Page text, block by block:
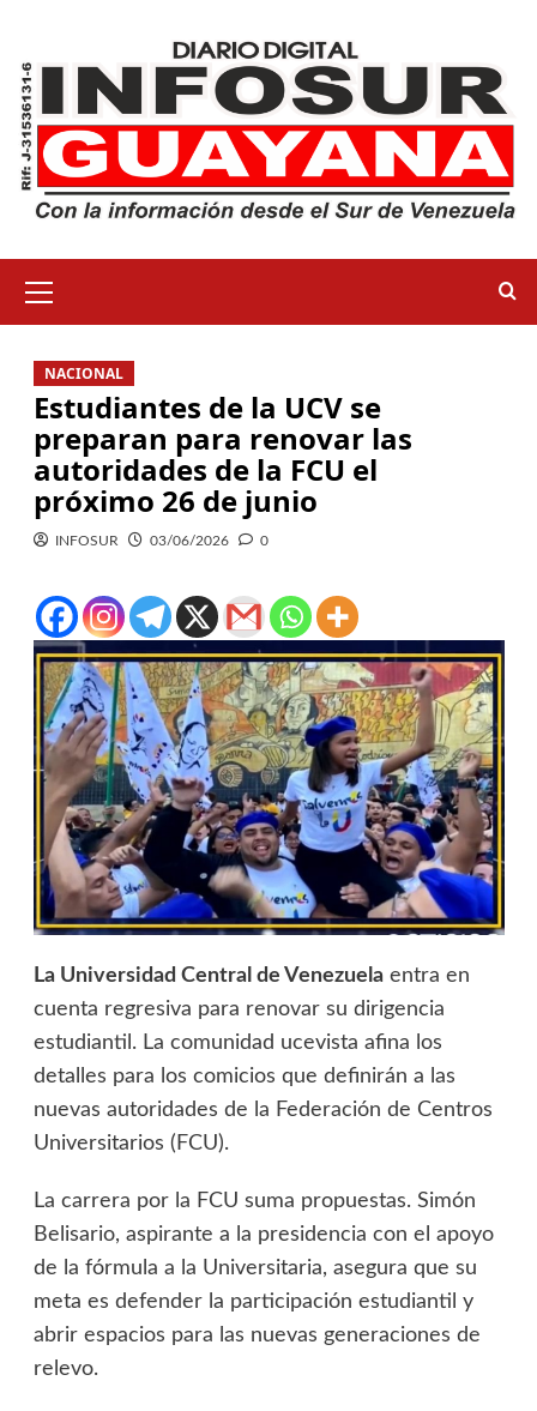
NACIONAL
Estudiantes de la UCV se
preparan para renovar las
autoridades de la FCU el
próximo 26 de junio
INFOSUR 03/06/2026 0
La Universidad Central de Venezuelaentra en
cuenta regresiva para renovar su dirigencia
estudiantil. La comunidad ucevista afina los
detalles para los comicios que definirán a las
nuevas autoridades de la Federación de Centros
Universitarios (FCU).
La carrera por la FCU suma propuestas. Simón
Belisario, aspirante a la presidencia con el apoyo
de la fórmula a la Universitaria, asegura que su
meta es defender la participación estudiantil y
abrir espacios para las nuevas generaciones de
relevo.